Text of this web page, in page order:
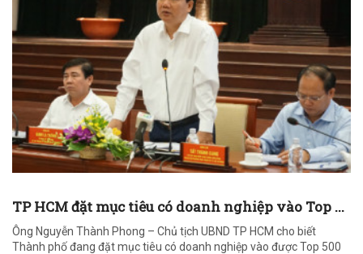
TP HCM đặt mục tiêu có doanh nghiệp vào Top ...
Ông Nguyễn Thành Phong – Chủ tịch UBND TP HCM cho biết
Thành phố đang đặt mục tiêu có doanh nghiệp vào được Top 500